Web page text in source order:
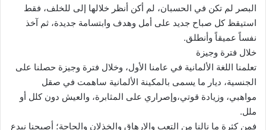
البصر لم تكن في الحسبان، لم أكن أنظر خلالها إلى للخلف، فقط
استيقظ كل صباح جديد على أمل وهدف وابتسامة جديدة، ثم آخذ
نفساً عميقاً وأنطلق.
خلال فترة وجيزة
تعلمنا اللغة الألمانية في عامنا الأول، وخلال فترة وجيزة حصلنا على
الجنسية، ديار ما يسمى بالمكينة الألمانية ساهمت في صقل
مواهبي، وزيادة قوتي،وإصراري على المثابرة، والعيش دون كلل أو
ملل.
فمن كثرة ما نالنا من التعب والارهاق والخذلان والحاجة؛ أصبحنا نبدع